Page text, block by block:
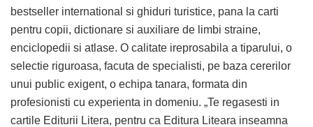
bestseller international si ghiduri turistice, pana la carti
pentru copii, dictionare si auxiliare de limbi straine,
enciclopedii si atlase. O calitate ireprosabila a tiparului, o
selectie riguroasa, facuta de specialisti, pe baza cererilor
unui public exigent, o echipa tanara, formata din
profesionisti cu experienta in domeniu. „Te regasesti in
cartile Editurii Litera, pentru ca Editura Liteara inseamna